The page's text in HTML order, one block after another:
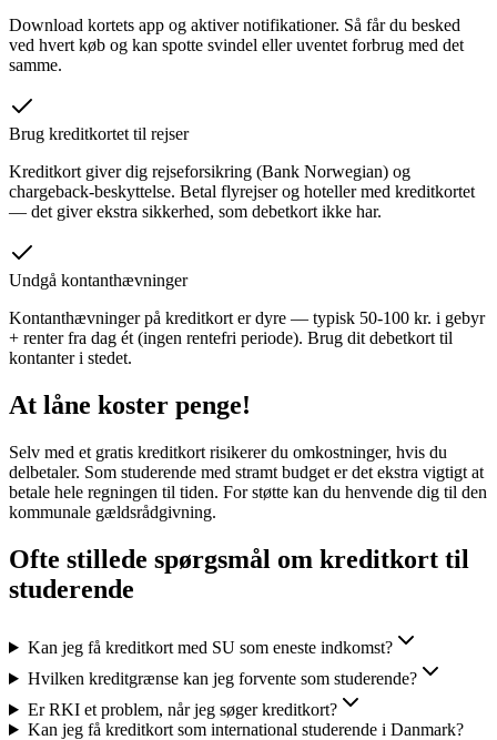
Download kortets app og aktiver notifikationer. Så får du besked
ved hvert køb og kan spotte svindel eller uventet forbrug med det
samme.
Brug kreditkortet til rejser
Kreditkort giver dig rejseforsikring (Bank Norwegian) og
chargeback-beskyttelse. Betal flyrejser og hoteller med kreditkortet
— det giver ekstra sikkerhed, som debetkort ikke har.
Undgå kontanthævninger
Kontanthævninger på kreditkort er dyre — typisk 50-100 kr. i gebyr
+ renter fra dag ét (ingen rentefri periode). Brug dit debetkort til
kontanter i stedet.
At låne koster penge!
Selv med et gratis kreditkort risikerer du omkostninger, hvis du
delbetaler. Som studerende med stramt budget er det ekstra vigtigt at
betale hele regningen til tiden. For støtte kan du henvende dig til den
kommunale gældsrådgivning.
Ofte stillede spørgsmål om kreditkort til
studerende
Kan jeg få kreditkort med SU som eneste indkomst?
Hvilken kreditgrænse kan jeg forvente som studerende?
Er RKI et problem, når jeg søger kreditkort?
Kan jeg få kreditkort som international studerende i Danmark?